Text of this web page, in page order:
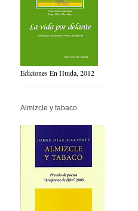
Ediciones En Huida, 2012
Almizcle y tabaco